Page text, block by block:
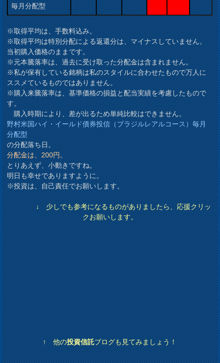
毎月分配型
※取得平均は、手数料込み。
※取得平均は特別分配による返還分は、マイナスしていません。
当初購入価格のままです。
※元本騰落率は、過去に受け取った分配金は含まれません。
※私が保有している銘柄は私のスタイルに合わせたもので万人に
ススメているものではありません。
※購入来騰落率は、基準価格の損益と配当実績を考慮したもので
す。
購入時期により、差が出るため単純比較はできません。
野村米国ハイ・イールド債券投信（ブラジルレアルコース）毎月
分配型
の分配落ち日。
分配金は、200円。
とりあえず、小動きですね。
明日も幸せでありますように。
※投資は、自己責任でお願いします。
↓ 少しでも参考になるものがありましたら、応援クリッ
クお願いします。
↑ 他の投資信託ブログも見てみましょう！